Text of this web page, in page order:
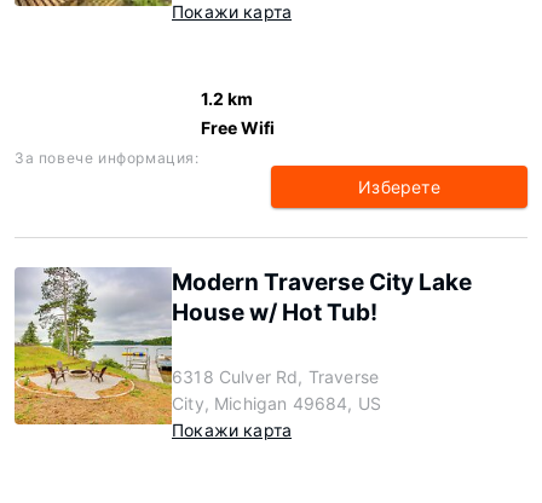
Покажи карта
1.2 km
Free Wifi
За повече информация:
Изберете
Modern Traverse City Lake
House w/ Hot Tub!
6318 Culver Rd, Traverse
City, Michigan 49684, US
Покажи карта